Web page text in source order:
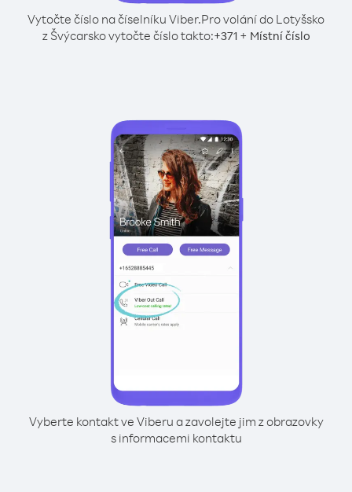
Vytočte číslo na číselníku Viber.Pro volání do Lotyšsko
z Švýcarsko vytočte číslo takto:+371+ Místní číslo
Vyberte kontakt ve Viberu a zavolejte jim z obrazovky
s informacemi kontaktu